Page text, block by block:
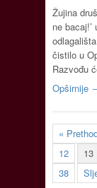
Žujina
ne
čistilo u
Razvođu
Opširnije
«
12
13
38